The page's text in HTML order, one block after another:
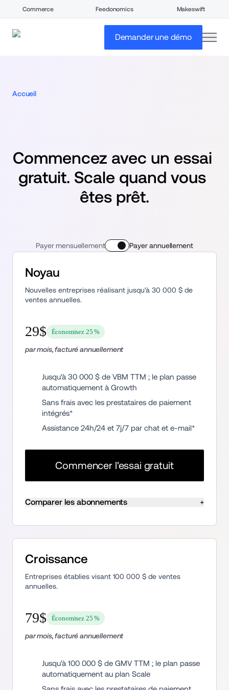
Commerce Feedonomics Makeswift
Demander une démo
Accueil
Commencez avec un essai
gratuit. Scale quand vous
êtes prêt.
Payer mensuellement Payer annuellement
Noyau
Nouvelles entreprises réalisant jusqu'à 30 000 $ de
ventes annuelles.
29$ Économisez 25 %
par mois, facturé annuellement
Jusqu'à 30 000 $ de VBM TTM ; le plan passe
automatiquement à Growth
Sans frais avec les prestataires de paiement
intégrés*
Assistance 24h/24 et 7j/7 par chat et e-mail*
Commencer l'essai gratuit
Comparer les abonnements +
Croissance
Entreprises établies visant 100 000 $ de ventes
annuelles.
79$ Économisez 25 %
par mois, facturé annuellement
Jusqu'à 100 000 $ de GMV TTM ; le plan passe
automatiquement au plan Scale